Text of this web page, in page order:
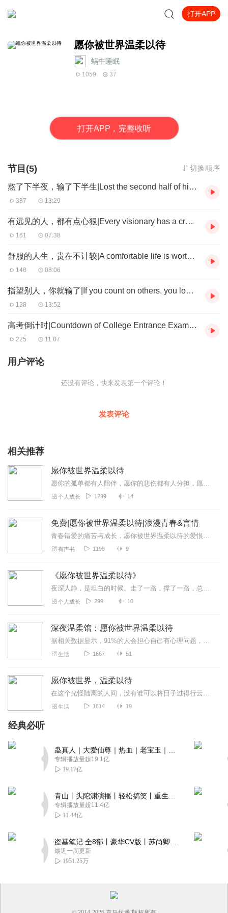
打开APP
愿你被世界温柔以待
蜗牛睡眠
1059 37
打开APP，完整收听
节目(5) 切换顺序
熬了下半夜，输了下半生|Lost the second half of his life|熬了下半夜，輸了下半生
387 13:29
有远见的人，都有点心狠|Every visionary has a cruel snack.|有遠見的人，都有點心狠
161 07:38
舒服的人生，贵在不计较|A comfortable life is worth neglecting.|舒服的人生
148 08:06
指望别人，你就输了|If you count on others, you lose.|指望別人，妳就輸了
138 13:52
高考倒计时|Countdown of College Entrance Examination|高考倒計時
225 11:07
用户评论
还没有评论，快来发表第一个评论！
发表评论
相关推荐
愿你被世界温柔以待
愿你的孤单都有人陪伴，愿你的悲伤都有人分担，愿你的欢喜都有人分享，愿你的烂漫都有人守护。愿你被世界温柔以待。穆穆，一个可盐可甜，可御可萝的小可爱～希望可以每天都...
个人成长 1299 14
免费|愿你被世界温柔以待|浪漫青春&言情
青春错爱的痛苦与成长，愿你被世界温柔以待的爱恨纠葛
有声书 1199 9
《愿你被世界温柔以待》
夜深人静，是坦白的时候。走了一路，撑了一路，总要有个地方安放情绪。这里没有大道理，也不教你坚强；我只想陪你，把那些来不及说出口的委屈，慢慢讲完。愿你在每一个失眠...
个人成长 299 10
深夜温柔馆：愿你被世界温柔以待
据相关数据显示，91%的人会担心自己有心理问题，焦虑、内耗、迷茫已成为当代人常见的情绪困扰，尤其在深夜，独处的时光里，所有的疲惫与委屈都会被无限放大，我们总在寻...
生活 1667 51
愿你被世界，温柔以待
在这个光怪陆离的人间，没有谁可以将日子过得行云流水。但我始终相信，走过平湖烟雨，岁月山河，那些历尽劫数、尝遍百味的人，会更加生动而干净。时间永远是旁观者，所有的...
生活 1614 19
经典必听
专辑播放量超19.1亿
19.17亿
专辑播放量超11.4亿
11.44亿
最近一周更新
1951.25万